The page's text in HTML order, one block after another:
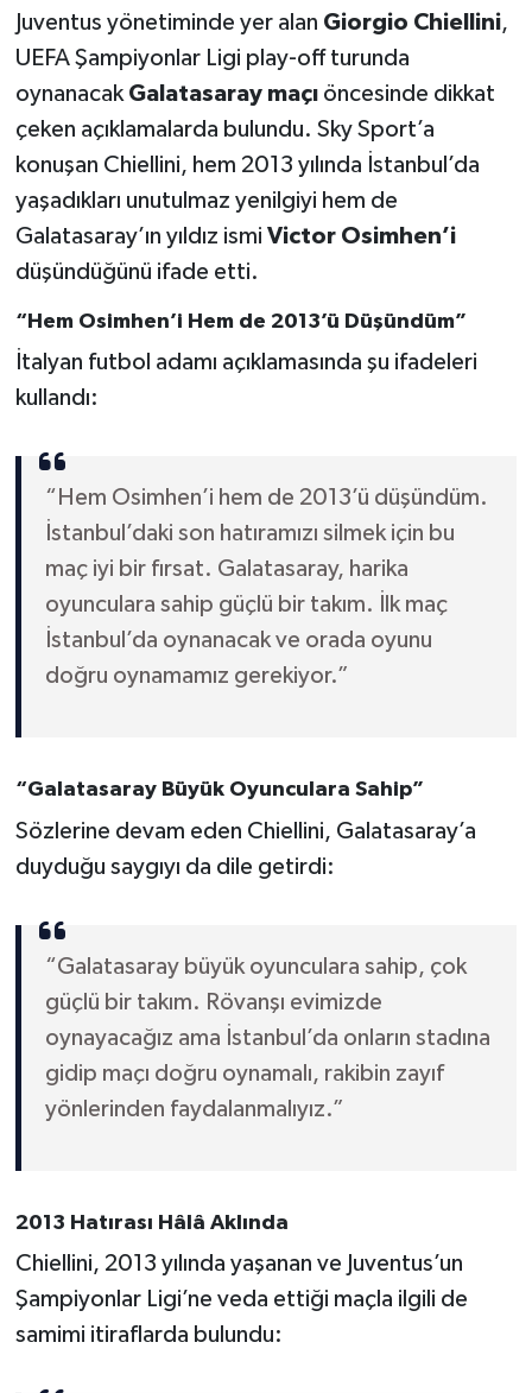
Juventus yönetiminde yer alan Giorgio Chiellini,
UEFA Şampiyonlar Ligi play-off turunda
oynanacak Galatasaray maçıöncesinde dikkat
çeken açıklamalarda bulundu. Sky Sport’a
konuşan Chiellini, hem 2013 yılında İstanbul’da
yaşadıkları unutulmaz yenilgiyi hem de
Galatasaray’ın yıldız ismi Victor Osimhen’i
düşündüğünü ifade etti.
“Hem Osimhen’i Hem de 2013’ü Düşündüm”
İtalyan futbol adamı açıklamasında şu ifadeleri
kullandı:
“Hem Osimhen’i hem de 2013’ü düşündüm.
İstanbul’daki son hatıramızı silmek için bu
maç iyi bir fırsat. Galatasaray, harika
oyunculara sahip güçlü bir takım. İlk maç
İstanbul’da oynanacak ve orada oyunu
doğru oynamamız gerekiyor.”
“Galatasaray Büyük Oyunculara Sahip”
Sözlerine devam eden Chiellini, Galatasaray’a
duyduğu saygıyı da dile getirdi:
“Galatasaray büyük oyunculara sahip, çok
güçlü bir takım. Rövanşı evimizde
oynayacağız ama İstanbul’da onların stadına
gidip maçı doğru oynamalı, rakibin zayıf
yönlerinden faydalanmalıyız.”
2013 Hatırası Hâlâ Aklında
Chiellini, 2013 yılında yaşanan ve Juventus’un
Şampiyonlar Ligi’ne veda ettiği maçla ilgili de
samimi itiraflarda bulundu:
Türkiye Basketbol Ligi
Kadınlar Basketbol Ligi
Diğer Basketbol Ligleri
Formula 1
Hentbol
Boks
Güreş
Su Sporları
Diğer Spor Dalları